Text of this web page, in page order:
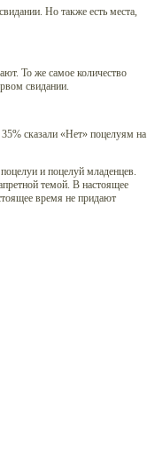
Но также есть места,
То же самое количество
свидании.
сказали «Нет» поцелуям на
и поцелуй младенцев.
темой. В настоящее
время не придают